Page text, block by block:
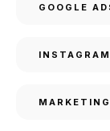
GOOGLE
INSTAGRAM